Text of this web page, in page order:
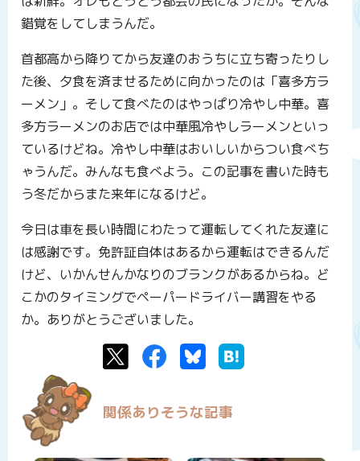
錯覚をしてしまうんだ。
首都高から降りてから友達のおうちに立ち寄ったりし
た後、夕食を済ませるために向かったのは「喜多方ラ
ーメン」。そして食べたのはやっぱり冷やし中華。喜
多方ラーメンのお店では中華風冷やしラーメンといっ
ているけどね。冷やし中華はおいしいからつい食べち
ゃうんだ。みんなも食べよう。この記事を書いた時も
う冬だからまた来年になるけど。
今日は車を長い時間にわたって運転してくれた友達に
は感謝です。免許証自体はあるから運転はできるんだ
けど、いかんせんかなりのブランクがあるからね。ど
こかのタイミングでペーパードライバー講習をやる
か。ありがとうございました。
TwitterFacebookBluesky
関係ありそうな記事